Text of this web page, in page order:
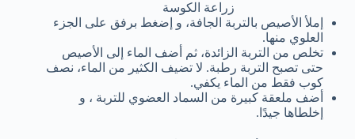
زراعة الكوسة
إملأ الأصيص بالتربة الجافة، و إضغط برفق على الجزء
العلوي منها.
تخلص من التربة الزائدة، ثم أضف الماء إلى الأصيص
حتى تصبح التربة رطبة. لا تضيف الكثير من الماء، نصف
كوب فقط من الماء يكفي.
أضف ملعقة كبيرة من السماد العضوي للتربة ، و
إخلطاها جيدًا.